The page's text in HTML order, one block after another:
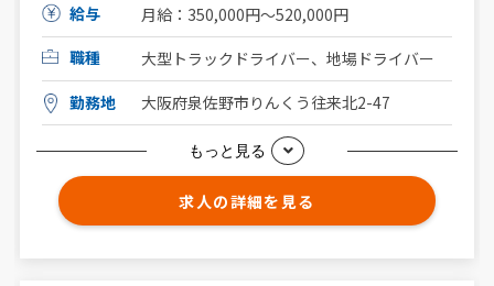
給与
月給：350,000円～520,000円
職種
大型トラックドライバー、地場ドライバー
勤務地
大阪府泉佐野市りんくう往来北2-47
もっと見る
求人の詳細を見る